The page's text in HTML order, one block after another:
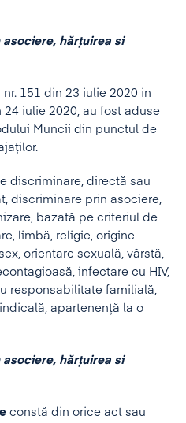
hărțuirea si
151 din 23 iulie 2020 in
24 iulie 2020, au fost aduse
Muncii din punctul de
discriminare, directă sau
discriminare prin asociere,
bazată pe criteriul de
limbă, religie, origine
orientare sexuală, vârstă,
infectare cu HIV,
responsabilitate familială,
apartenență la o
hărțuirea si
constă din orice act sau